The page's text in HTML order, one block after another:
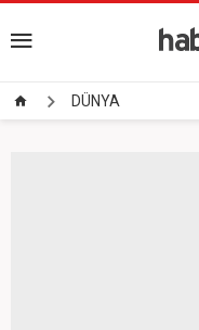
DÜNYA